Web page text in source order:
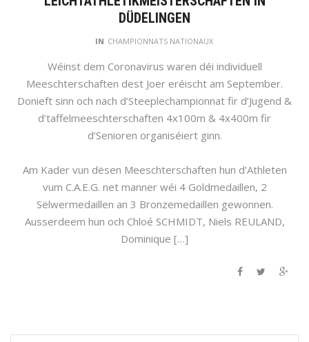
DÜDELINGEN
IN CHAMPIONNATS NATIONAUX
Wéinst dem Coronavirus waren déi individuell
Meeschterschaften dest Joer eréischt am September.
Donieft sinn och nach d’Steeplechampionnat fir d’Jugend &
d’taffelmeeschterschaften 4x100m & 4x400m fir
d’Senioren organiséiert ginn.
Am Kader vun dësen Meeschterschaften hun d’Athleten
vum C.A.E.G. net manner wéi 4 Goldmedaillen, 2
Sëlwermedaillen an 3 Bronzemedaillen gewonnen.
Ausserdeem hun och Chloé SCHMIDT, Niels REULAND,
Dominique […]